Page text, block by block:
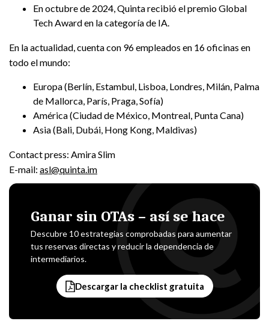
En octubre de 2024, Quinta recibió el premio Global
Tech Award en la categoría de IA.
En la actualidad, cuenta con 96 empleados en 16 oficinas en
todo el mundo:
Europa (Berlín, Estambul, Lisboa, Londres, Milán, Palma
de Mallorca, París, Praga, Sofía)
América (Ciudad de México, Montreal, Punta Cana)
Asia (Bali, Dubái, Hong Kong, Maldivas)
Contact press: Amira Slim
E-mail: asl@quinta.im
Ganar sin OTAs – así se hace
Descubre 10 estrategias comprobadas para aumentar
tus reservas directas y reducir la dependencia de
intermediarios.
Descargar la checklist gratuita